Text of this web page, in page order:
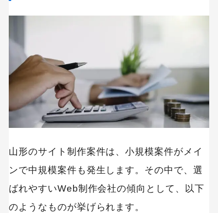
制作を相談・発注する際に必要な手順
コンセプト・事業計画を明確にする
制作に必要な機能を洗い出す
制作担当範囲を検討する
予算を明確にする
費用相場を把握しておく
制作費用以外の、運用費用・維持費用も確認す
る
各費目別にかかる人日/人月工数を確認する
山形のサイト制作案件は、小規模案件がメイ
ンで中規模案件も発生します。その中で、選
ばれやすいWeb制作会社の傾向として、以下
のようなものが挙げられます。